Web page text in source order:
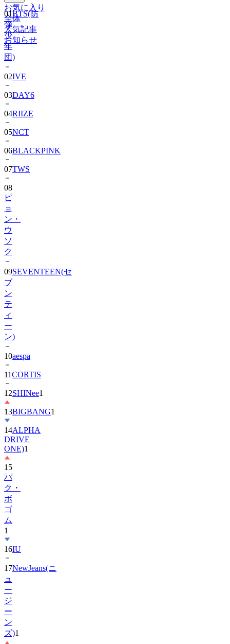
お気に入り
全体
人気記事
お知らせ
01BTS(防
弾
少
年
団)
02IVE
03DAY6
04RIIZE
05NCT
06BLACKPINK
07TWS
08
ピ
ョ
ン・
ウ
ソ
ク
09SEVENTEEN(セ
ブ
ン
テ
ィ
ー
ン)
10aespa
11CORTIS
12SHINee1
13BIGBANG1
14ALPHA
DRIVE
ONE)1
15
パ
ク・
ボ
ゴ
ム
1
16IU
17NewJeans(ニ
ュ
ー
ジ
ー
ン
ズ)1